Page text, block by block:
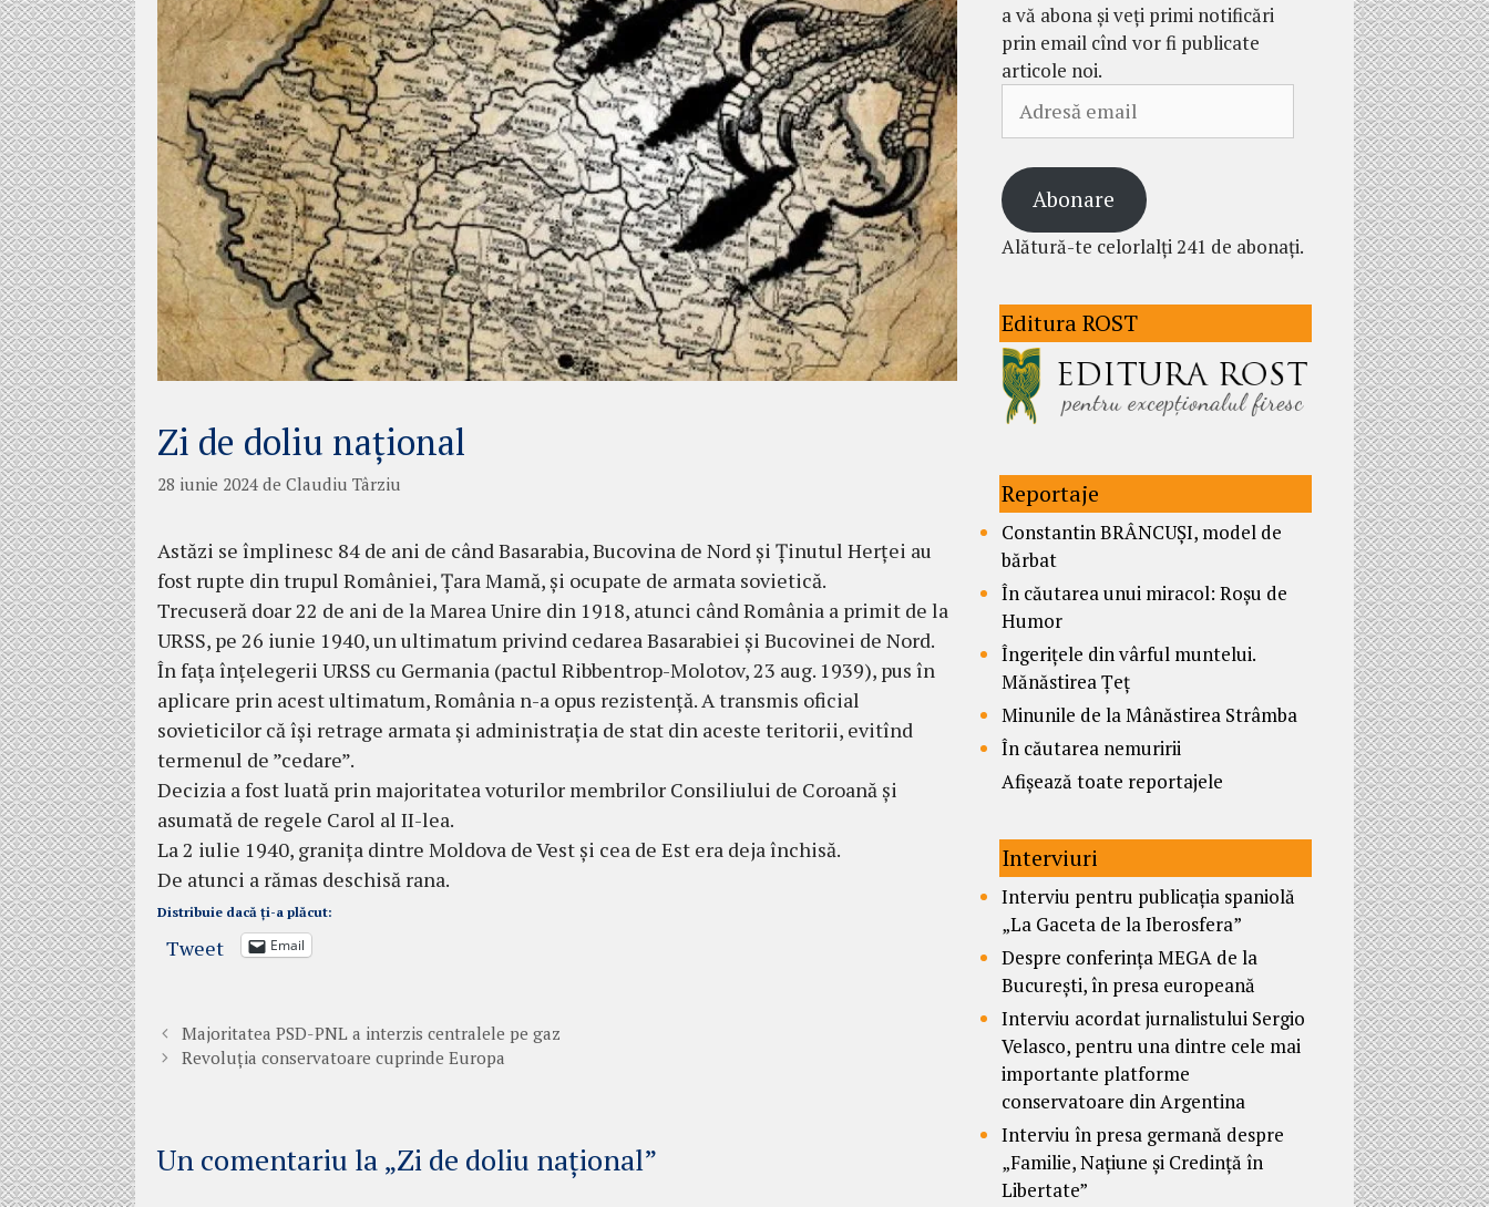
Zi de doliu național
28 iunie 2024 de Claudiu Târziu
Astăzi se împlinesc 84 de ani de când Basarabia, Bucovina de Nord și Ținutul Herței au
fost rupte din trupul României, Țara Mamă, și ocupate de armata sovietică.
Trecuseră doar 22 de ani de la Marea Unire din 1918, atunci când România a primit de la
URSS, pe 26 iunie 1940, un ultimatum privind cedarea Basarabiei și Bucovinei de Nord.
În fața înțelegerii URSS cu Germania (pactul Ribbentrop-Molotov, 23 aug. 1939), pus în
aplicare prin acest ultimatum, România n-a opus rezistență. A transmis oficial
sovieticilor că își retrage armata și administrația de stat din aceste teritorii, evitînd
termenul de ”cedare”.
Decizia a fost luată prin majoritatea voturilor membrilor Consiliului de Coroană și
asumată de regele Carol al II-lea.
La 2 iulie 1940, granița dintre Moldova de Vest și cea de Est era deja închisă.
De atunci a rămas deschisă rana.
Distribuie dacă ți-a plăcut:
Tweet Email
Majoritatea PSD-PNL a interzis centralele pe gaz
Revoluția conservatoare cuprinde Europa
Un comentariu la „Zi de doliu național”
a vă abona și veți primi notificări
prin email cînd vor fi publicate
articole noi.
email
Abonare
Alătură-te celorlalți 241 de abonați.
Editura ROST
Reportaje
Constantin BRÂNCUȘI, model de
bărbat
În căutarea unui miracol: Roșu de
Humor
Îngerițele din vârful muntelui.
Mănăstirea Țeț
Minunile de la Mânăstirea Strâmba
În căutarea nemuririi
Afișează toate reportajele
Interviuri
Interviu pentru publicația spaniolă
„La Gaceta de la Iberosfera”
Despre conferința MEGA de la
București, în presa europeană
Interviu acordat jurnalistului Sergio
Velasco, pentru una dintre cele mai
importante platforme
conservatoare din Argentina
Interviu în presa germană despre
„Familie, Națiune și Credință în
Libertate”